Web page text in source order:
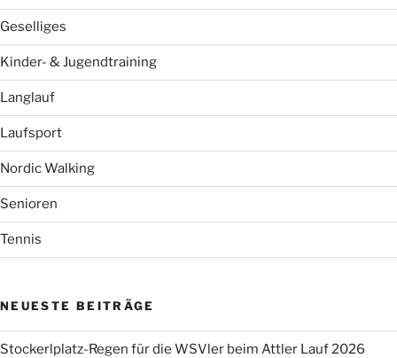
Geselliges
Kinder- & Jugendtraining
Langlauf
Laufsport
Nordic Walking
Senioren
Tennis
NEUESTE BEITRÄGE
Stockerlplatz-Regen für die WSVler beim Attler Lauf 2026